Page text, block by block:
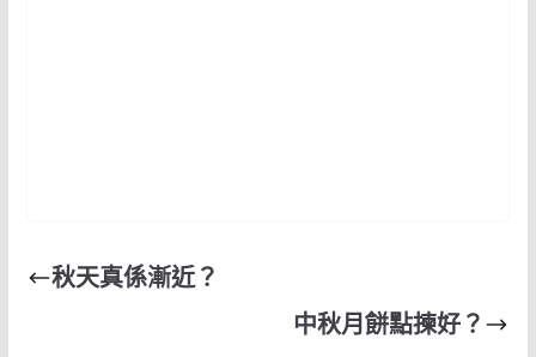
秋天真係漸近？
中秋月餅點揀好？